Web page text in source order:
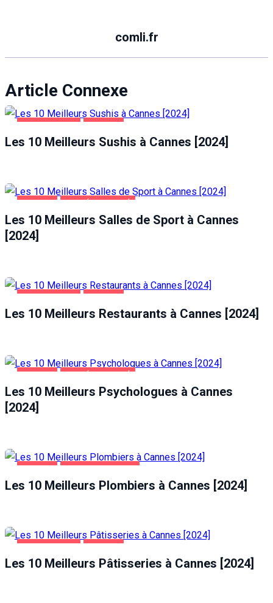
comli.fr
Article Connexe
Les 10 Meilleurs Sushis à Cannes [2024]
Les 10 Meilleurs Salles de Sport à Cannes
[2024]
Les 10 Meilleurs Restaurants à Cannes [2024]
Les 10 Meilleurs Psychologues à Cannes
[2024]
Les 10 Meilleurs Plombiers à Cannes [2024]
Les 10 Meilleurs Pâtisseries à Cannes [2024]